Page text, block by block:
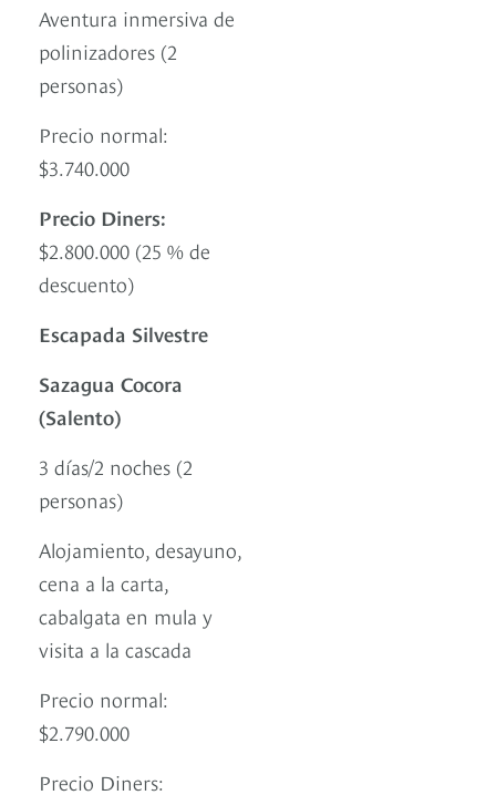
Aventura inmersiva de
polinizadores (2
personas)
Precio normal:
$3.740.000
Precio Diners:
$2.800.000 (25 % de
descuento)
Escapada Silvestre
Sazagua Cocora
(Salento)
3 días/2 noches (2
personas)
Alojamiento, desayuno,
cena a la carta,
cabalgata en mula y
visita a la cascada
Precio normal:
$2.790.000
Precio Diners: